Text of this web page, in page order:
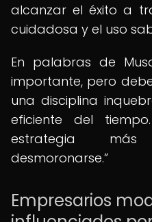
alcanzar el éxito a
cuidadosa y el uso
En palabras de
importante, pero
una disciplina
eficiente del
estrategia
desmoronarse.
Empresarios